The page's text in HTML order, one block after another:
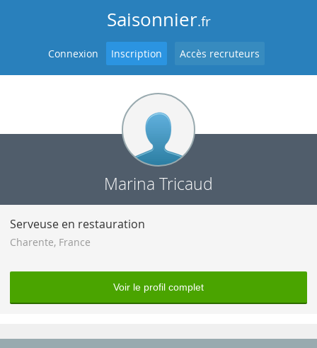
Saisonnier.fr
Connexion Inscription Accès recruteurs
Marina Tricaud
Serveuse en restauration
Charente, France
Voir le profil complet